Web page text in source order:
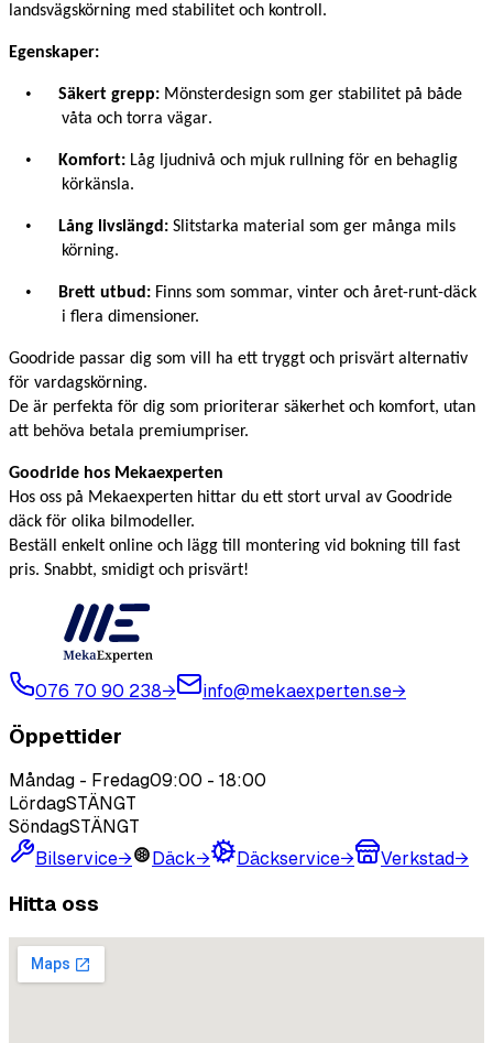
landsvägskörning med stabilitet och kontroll.
Egenskaper:
• Säkert grepp:Mönsterdesign som ger stabilitet på både
våta och torra vägar.
• Komfort:Låg ljudnivå och mjuk rullning för en behaglig
körkänsla.
• Lång livslängd:Slitstarka material som ger många mils
körning.
• Brett utbud:Finns som sommar, vinter och året-runt-däck
i flera dimensioner.
Goodride passar dig som vill ha ett tryggt och prisvärt alternativ
för vardagskörning.
De är perfekta för dig som prioriterar säkerhet och komfort, utan
att behöva betala premiumpriser.
Goodride hos Mekaexperten
Hos oss på Mekaexperten hittar du ett stort urval av Goodride
däck för olika bilmodeller.
Bestä ll enkelt online och lägg till montering vid bokning till fast
pris. Snabbt, smidigt och prisvärt!
076 70 90 238→ info@mekaexperten.se→
Öppettider
Måndag - Fredag09:00 - 18:00
LördagSTÄNGT
SöndagSTÄNGT
Bilservice→ Däck→ Däckservice→ Verkstad→
Hitta oss